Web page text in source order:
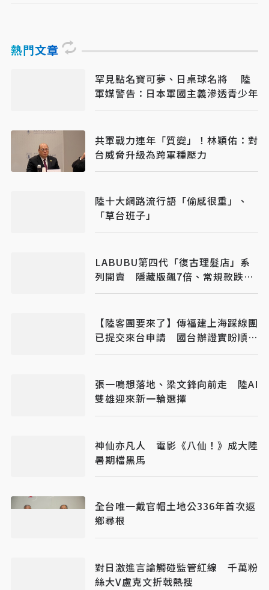
熱門文章
罕見點名寶可夢、日桌球名將 陸
軍媒警告：日本軍國主義滲透青少年
共軍戰力連年「質變」！林穎佑：對
台威脅升級為跨軍種壓力
陸十大網路流行語「偷感很重」、
「草台班子」
LABUBU第四代「復古理髮店」系
列開賣 隱藏版飆7倍、常規款跌破
原價
【陸客團要來了】傳福建上海踩線團
已提交來台申請 國台辦證實盼順利
成行
張一鳴想落地、梁文鋒向前走 陸AI
雙雄迎來新一輪選擇
神仙亦凡人 電影《八仙！》成大陸
暑期檔黑馬
全台唯一戴官帽土地公336年首次返
鄉尋根
對日激進言論觸碰監管紅線 千萬粉
絲大V盧克文折戟熱搜